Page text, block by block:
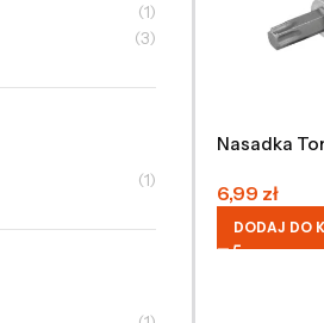
(1)
(3)
(1)
Nasadka
6,99 zł
DODAJ DO